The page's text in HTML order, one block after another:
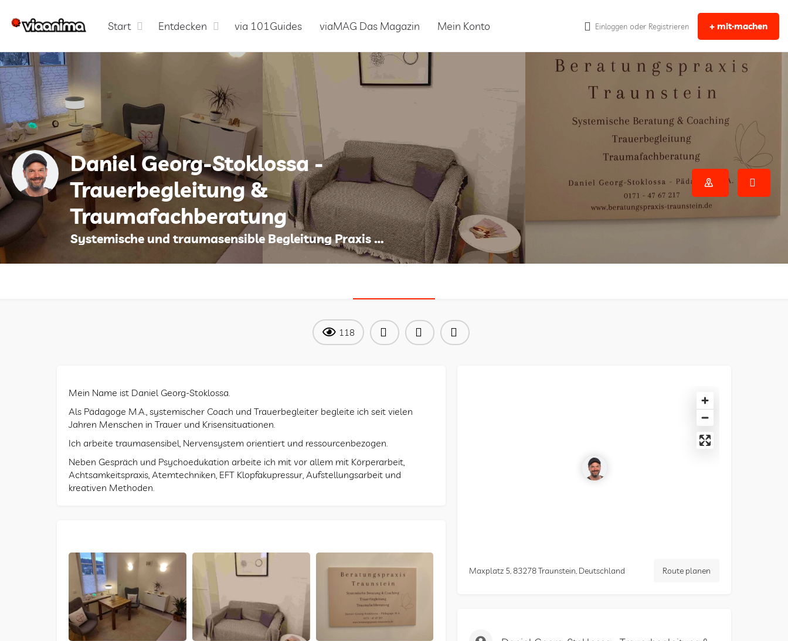
Start Entdecken via 101Guides viaMAG Das Magazin Mein Konto Einloggen oder Registrieren + mit·machen
Daniel Georg-Stoklossa -
Trauerbegleitung &
Traumafachberatung
Systemische und traumasensible Begleitung Praxis für Kinder und Erwachsene
118
Mein Name ist Daniel Georg-Stoklossa.
Als Pädagoge M.A., systemischer Coach und Trauerbegleiter begleite ich seit vielen
Jahren Menschen in Trauer und Krisensituationen.
Ich arbeite traumasensibel, Nervensystem orientiert und ressourcenbezogen.
Neben Gespräch und Psychoedukation arbeite ich mit vor allem mit Körperarbeit,
Achtsamkeitspraxis, Atemtechniken, EFT Klopfakupressur, Aufstellungsarbeit und
kreativen Methoden.
Maxplatz 5, 83278 Traunstein, Deutschland Route planen